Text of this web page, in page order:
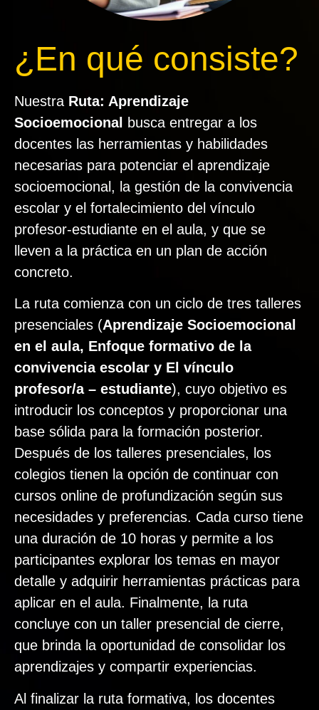
¿En qué consiste?
Nuestra Ruta: Aprendizaje
Socioemocional
busca entregar a los
docentes las herramientas y habilidades
necesarias para potenciar el aprendizaje
socioemocional, la gestión de la convivencia
escolar y el fortalecimiento del vínculo
profesor-estudiante en el aula, y que se
lleven a la práctica en un plan de acción
concreto.
La ruta comienza con un ciclo de tres talleres
presenciales (Aprendizaje Socioemocional
en el aula, Enfoque formativo de la
convivencia escolar y El vínculo
profesor/a – estudiante), cuyo objetivo es
introducir los conceptos y proporcionar una
base sólida para la formación posterior.
Después de los talleres presenciales, los
colegios tienen la opción de continuar con
cursos online de profundización según sus
necesidades y preferencias. Cada curso tiene
una duración de 10 horas y permite a los
participantes explorar los temas en mayor
detalle y adquirir herramientas prácticas para
aplicar en el aula. Finalmente, la ruta
concluye con un taller presencial de cierre,
que brinda la oportunidad de consolidar los
aprendizajes y compartir experiencias.
Al finalizar la ruta formativa, los docentes